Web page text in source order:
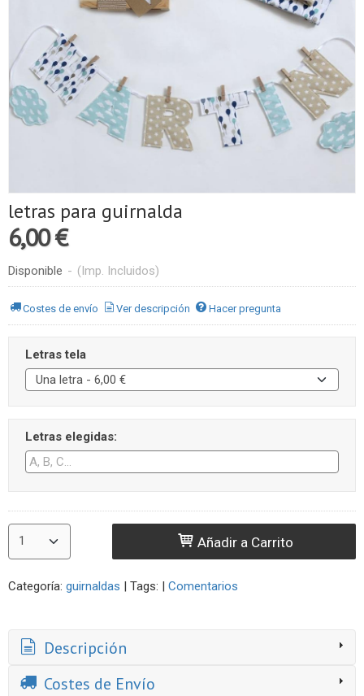
letras para guirnalda
6,00 €
Disponible - (Imp. Incluidos)
Costes de envío Ver descripción Hacer pregunta
Letras tela
Letras elegidas:
Añadir a Carrito
Categoría: guirnaldas | Tags: | Comentarios
Descripción
Costes de Envío